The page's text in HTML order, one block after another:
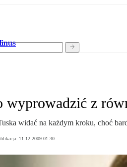
wyprowadzić z
widać na każdym kroku, choć
11.12.2009 01:30